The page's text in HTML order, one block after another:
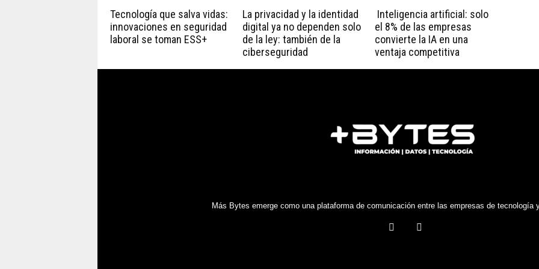
Tecnología que salva vidas:
innovaciones en seguridad
laboral se toman ESS+
La privacidad y la identidad
digital ya no dependen solo
de la ley: también de la
ciberseguridad
Inteligencia artificial: solo
el 8% de las empresas
convierte la IA en una
ventaja competitiva
Más Bytes emerge como una plataforma de comunicación entre las empresas de tecnología